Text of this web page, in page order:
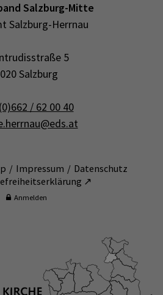
Salzburg-Mitte
Salzburg-Herrnau
5
Salzburg
/ 62 00 40
Impressum
Datenschutz
↗
Anmelden